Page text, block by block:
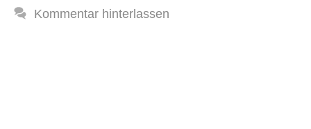
Kommentar hinterlassen